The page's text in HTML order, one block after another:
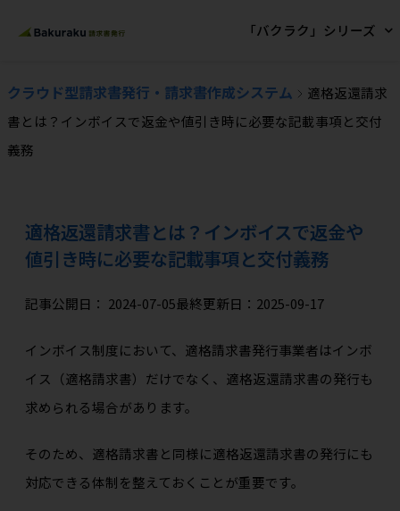
「バクラク」シリーズ
クラウド型請求書発行・請求書作成システム
適格返還請求
書とは？インボイスで返金や値引き時に必要な記載事項と交付
義務
適格返還請求書とは？インボイスで返金や
値引き時に必要な記載事項と交付義務
記事公開日： 2024-07-05最終更新日：2025-09-17
インボイス制度において、適格請求書発行事業者はインボ
イス（適格請求書）だけでなく、適格返還請求書の発行も
求められる場合があります。
そのため、適格請求書と同様に適格返還請求書の発行にも
対応できる体制を整えておくことが重要です。